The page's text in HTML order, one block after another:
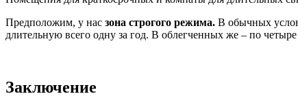
Предположим, у нас зона строгого режима. В обычных
длительную всего одну за год. В облегченных же – по
Заключение